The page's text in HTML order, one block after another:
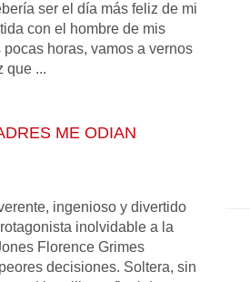
ser el día más feliz de mi
con el hombre de mis
horas, vamos a vernos
que ...
ME ODIAN
ingenioso y divertido
inolvidable a la
Florence Grimes
decisiones. Soltera, sin